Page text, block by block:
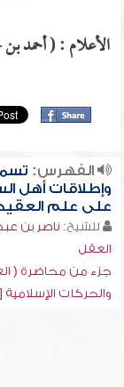
الأعلام : ( أحمد
الفهرس:
وإطلاقات أهل
على علم
للشيخ: ناصر بن
العقل
جزء من محاضرة (
والحركات الإسلامية